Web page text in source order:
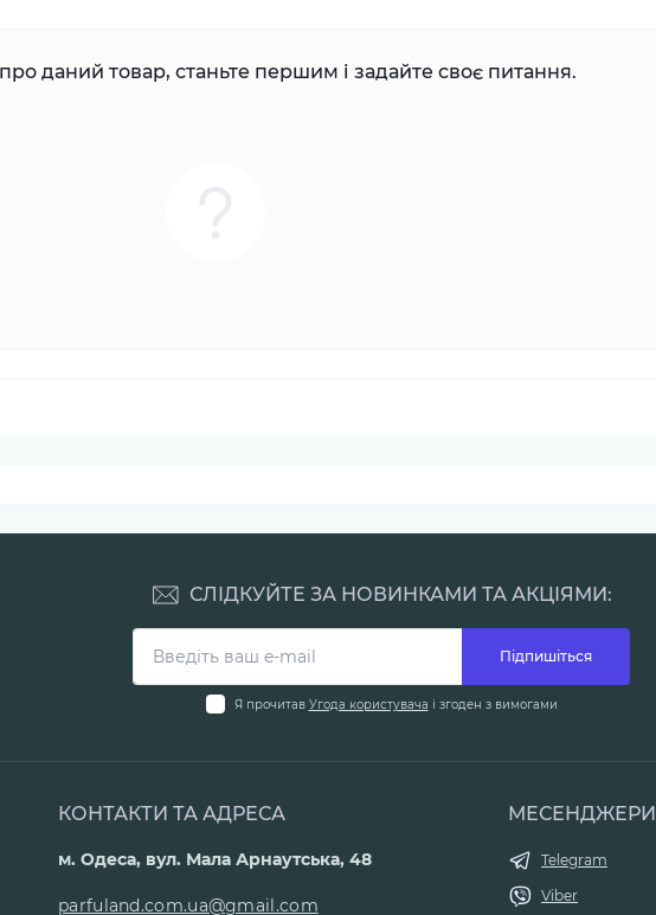
даний товар, станьте першим і задайте своє питання.
СЛІДКУЙТЕ ЗА НОВИНКАМИ ТА АКЦІЯМИ:
Підпишіться
Я прочитав Угода користувача і згоден з вимогами
КОНТАКТИ ТА АДРЕСА
м. Одеса, вул. Мала Арнаутська, 48
parfuland.com.ua@gmail.com
МЕСЕНДЖЕРИ
Telegram
Viber